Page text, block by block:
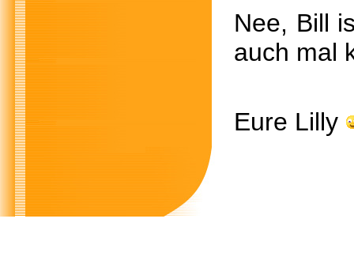
Nee,
auch mal
Eure Lilly